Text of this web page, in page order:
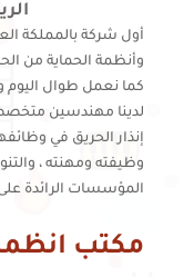
الرياض
أول شركة بالمملكة
وأنظمة الحماية من
كما نعمل طوال
لدينا مهندسين
إنذار الحريق في
وظيفته ومهنته ،
المؤسسات الرائدة على مدى
مكتب